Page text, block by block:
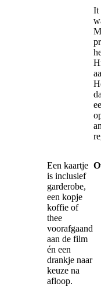
It
Een kaartje
is inclusief
garderobe,
een kopje
koffie of
thee
voorafgaand
aan de film
én een
drankje naar
keuze na
afloop.